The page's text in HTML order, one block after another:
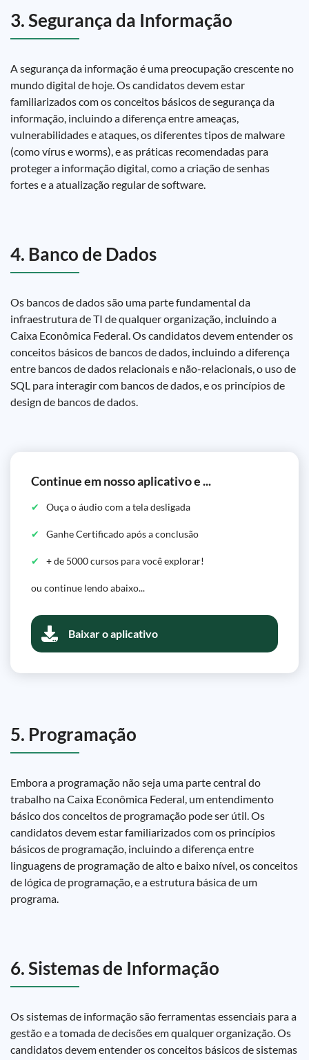
3. Segurança da Informação
A segurança da informação é uma preocupação crescente no
mundo digital de hoje. Os candidatos devem estar
familiarizados com os conceitos básicos de segurança da
informação, incluindo a diferença entre ameaças,
vulnerabilidades e ataques, os diferentes tipos de malware
(como vírus e worms), e as práticas recomendadas para
proteger a informação digital, como a criação de senhas
fortes e a atualização regular de software.
4. Banco de Dados
Os bancos de dados são uma parte fundamental da
infraestrutura de TI de qualquer organização, incluindo a
Caixa Econômica Federal. Os candidatos devem entender os
conceitos básicos de bancos de dados, incluindo a diferença
entre bancos de dados relacionais e não-relacionais, o uso de
SQL para interagir com bancos de dados, e os princípios de
design de bancos de dados.
Continue em nosso aplicativo e ...
Ouça o áudio com a tela desligada
Ganhe Certificado após a conclusão
+ de 5000 cursos para você explorar!
ou continue lendo abaixo...
Baixar o aplicativo
5. Programação
Embora a programação não seja uma parte central do
trabalho na Caixa Econômica Federal, um entendimento
básico dos conceitos de programação pode ser útil. Os
candidatos devem estar familiarizados com os princípios
básicos de programação, incluindo a diferença entre
linguagens de programação de alto e baixo nível, os conceitos
de lógica de programação, e a estrutura básica de um
programa.
6. Sistemas de Informação
Os sistemas de informação são ferramentas essenciais para a
gestão e a tomada de decisões em qualquer organização. Os
candidatos devem entender os conceitos básicos de sistemas